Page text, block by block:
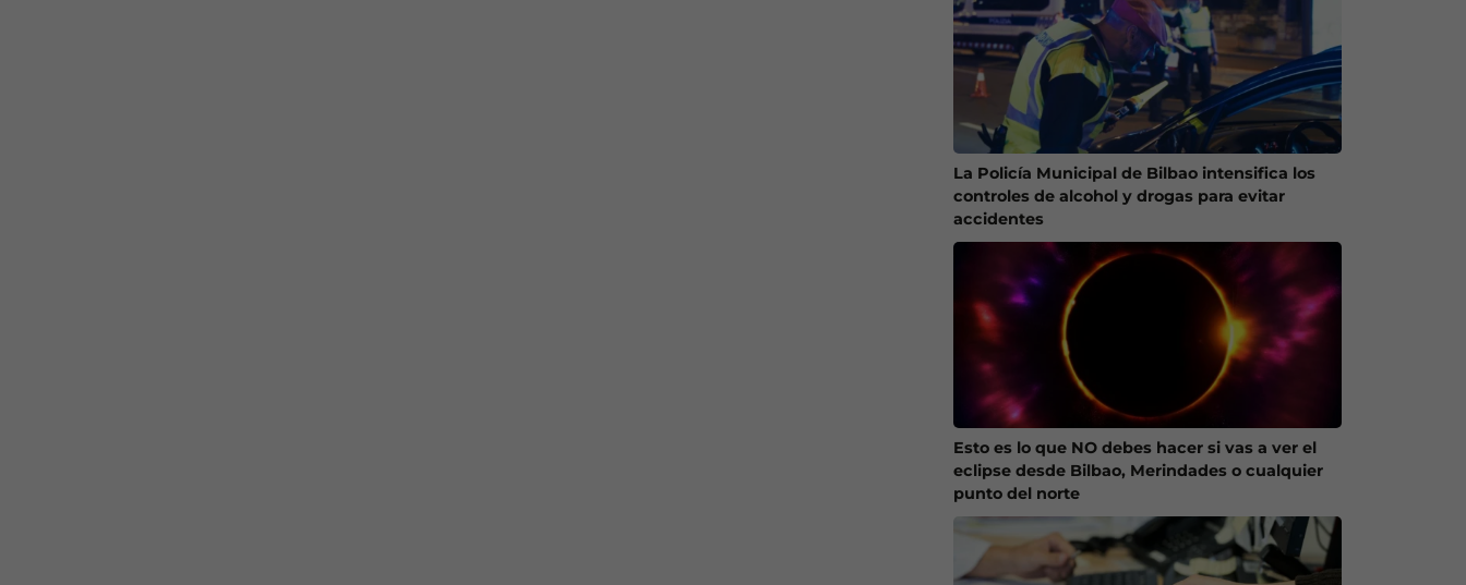
La Policía Municipal de Bilbao intensifica los
controles de alcohol y drogas para evitar
accidentes
Esto es lo que NO debes hacer si vas a ver el
eclipse desde Bilbao, Merindades o cualquier
punto del norte